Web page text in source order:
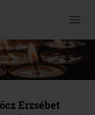
Menü
Erzsébet